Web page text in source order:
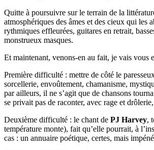
Quitte à poursuivre sur le terrain de la
atmosphériques des âmes et des cieux qui les
rythmiques effleurées, guitares en retrait,
monstrueux masques.
Et maintenant, venons-en au fait, je vais vous
Première difficulté : mettre de côté le
sorcellerie, envoûtement, chamanisme,
par ailleurs, il ne s’agit que de chansons
se privait pas de raconter, avec rage et
Deuxième difficulté : le chant de PJ Harvey,
température monte), fait qu’elle pourrait, à
cas : un annuaire poétique, certes, mais